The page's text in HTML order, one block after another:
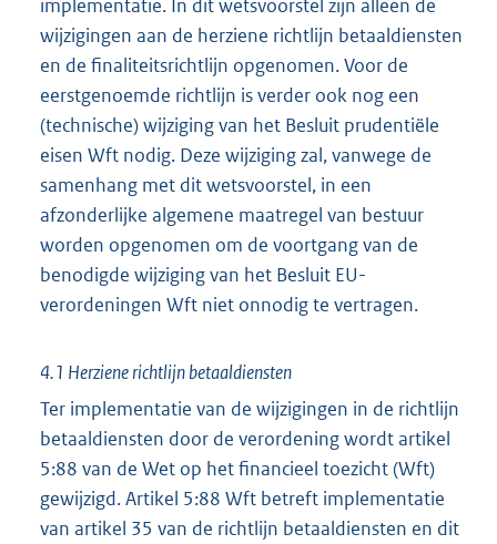
implementatie. In dit wetsvoorstel zijn alleen de
wijzigingen aan de herziene richtlijn betaaldiensten
en de finaliteitsrichtlijn opgenomen. Voor de
eerstgenoemde richtlijn is verder ook nog een
(technische) wijziging van het Besluit prudentiële
eisen Wft nodig. Deze wijziging zal, vanwege de
samenhang met dit wetsvoorstel, in een
afzonderlijke algemene maatregel van bestuur
worden opgenomen om de voortgang van de
benodigde wijziging van het Besluit EU-
verordeningen Wft niet onnodig te vertragen.
4.1 Herziene richtlijn betaaldiensten
Ter implementatie van de wijzigingen in de richtlijn
betaaldiensten door de verordening wordt artikel
5:88 van de Wet op het financieel toezicht (Wft)
gewijzigd. Artikel 5:88 Wft betreft implementatie
van artikel 35 van de richtlijn betaaldiensten en dit